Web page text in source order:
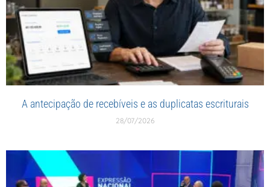
A antecipação de recebíveis e as duplicatas escriturais
28/07/2026